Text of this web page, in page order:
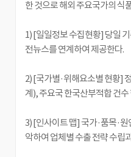
한 것으로 해외 주요국가의 식
1) [일일정보 수집현황] 당일
전뉴스를 연계하여 제공한다.
2) [국가별·위해요소별 현황]
계), 주요국 한국산부적합 건
3) [인사이트 맵] 국가·품목·
악하여 업체별 수출 전략 수립